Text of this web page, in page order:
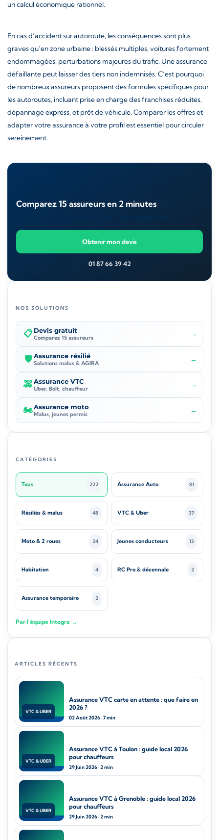
un calcul économique rationnel.
En cas d’accident sur autoroute, les conséquences sont plus
graves qu’en zone urbaine : blessés multiples, voitures fortement
endommagées, perturbations majeures du trafic. Une assurance
défaillante peut laisser des tiers non indemnisés. C’est pourquoi
de nombreux assureurs proposent des formules spécifiques pour
les autoroutes, incluant prise en charge des franchises réduites,
dépannage express, et prêt de véhicule. Comparer les offres et
adapter votre assurance à votre profil est essentiel pour circuler
sereinement.
Comparez 15 assureurs en 2 minutes
Un courtier vous rappelle sous 24h — sans engagement.
Obtenir mon devis
01 87 66 39 42
NOS SOLUTIONS
📋 Devis gratuit
Comparez 15 assureurs →
🛡️ Assurance résilié
Solutions malus & AGIRA →
🚕Assurance VTC
Uber, Bolt, chauffeur →
🏍️Assurance moto
Malus, jeunes permis →
CATÉGORIES
Tous 222 Assurance Auto 81
Résiliés & malus 48 VTC & Uber 37
Moto & 2 roues 34 Jeunes conducteurs 13
Habitation 4 RC Pro & décennale 2
Assurance temporaire 2
Par l'équipe Integra →
ARTICLES RÉCENTS
VTC & UBER
Assurance VTC carte en attente : que faire en
2026 ?
02 Août 2026 · 7 min
VTC & UBER
Assurance VTC à Toulon : guide local 2026
pour chauffeurs
29 Juin 2026 · 2 min
VTC & UBER
Assurance VTC à Grenoble : guide local 2026
pour chauffeurs
29 Juin 2026 · 2 min